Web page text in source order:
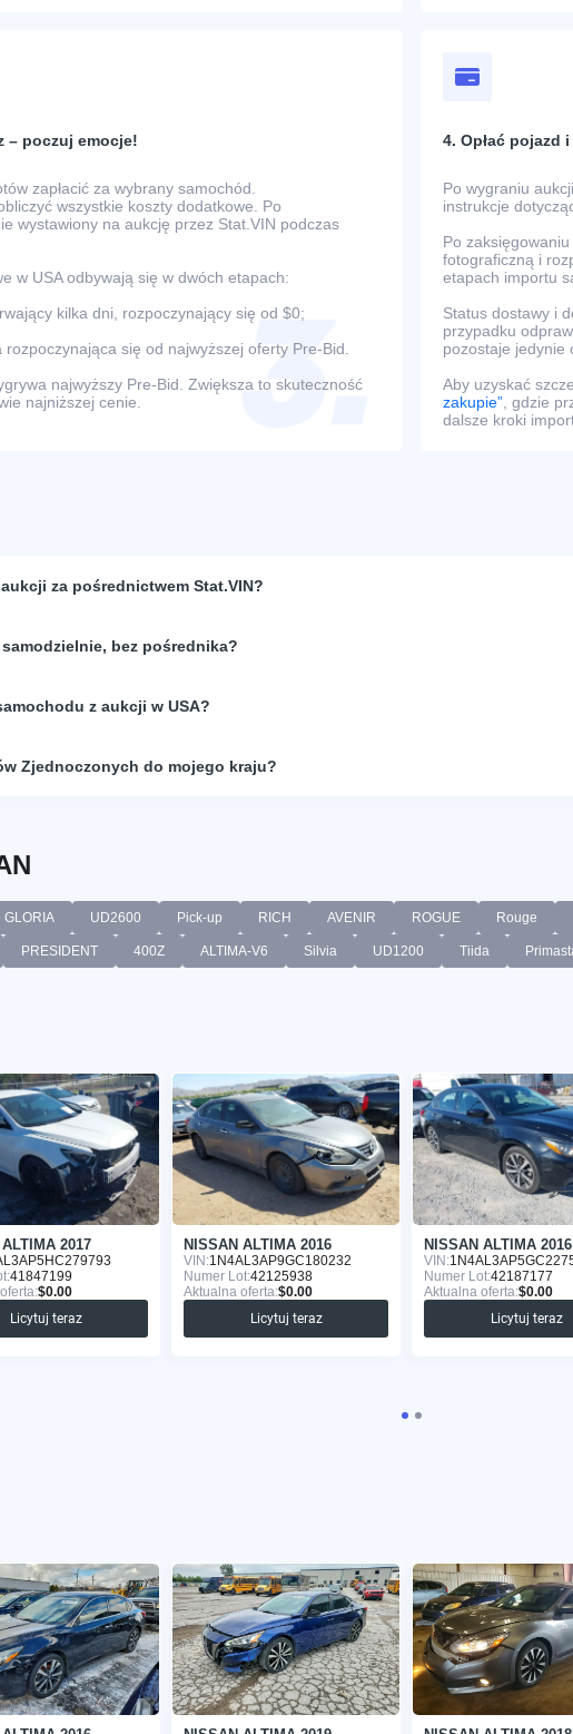
– poczuj emocje!
zapłacić za wybrany samochód.
wszystkie koszty dodatkowe. Po
wystawiony na aukcję przez Stat.VIN podczas
w USA odbywają się w dwóch etapach:
kilka dni, rozpoczynający się od $0;
się od najwyższej oferty Pre-Bid.
najwyższy Pre-Bid. Zwiększa to skuteczność
najniższej cenie.
4. Opłać pojazd
Po wygraniu
instrukcje
Po
fotograficzną i
etapach importu
Status dostawy i
przypadku
pozostaje jedynie
Aby uzyskać
zakupie” , gdzie
dalsze kroki
za pośrednictwem Stat.VIN?
bez pośrednika?
z aukcji w USA?
Zjednoczonych do mojego kraju?
GLORIA UD2600 Pick-up RICH AVENIR ROGUE Rouge
PRESIDENT 400Z ALTIMA-V6 Silvia UD1200 Tiida
2017
41847199
$0.00
Licytuj teraz
NISSAN ALTIMA 2016
VIN:1N4AL3AP9GC180232
Numer Lot:42125938
Aktualna oferta:$0.00
Licytuj teraz
NISSAN ALTIMA 2016
VIN:
Numer Lot:42187177
Aktualna oferta:$0.00
Licytuj teraz